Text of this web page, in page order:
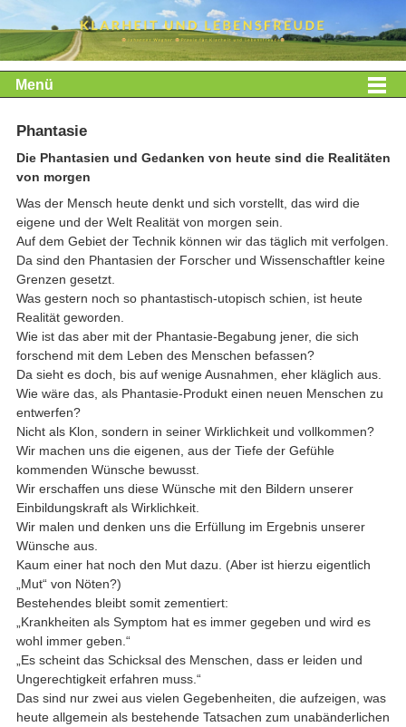
Menü
Phantasie
Die Phantasien und Gedanken von heute sind die Realitäten
von morgen
Was der Mensch heute denkt und sich vorstellt, das wird die
eigene und der Welt Realität von morgen sein.
Auf dem Gebiet der Technik können wir das täglich mit verfolgen.
Da sind den Phantasien der Forscher und Wissenschaftler keine
Grenzen gesetzt.
Was gestern noch so phantastisch-utopisch schien, ist heute
Realität geworden.
Wie ist das aber mit der Phantasie-Begabung jener, die sich
forschend mit dem Leben des Menschen befassen?
Da sieht es doch, bis auf wenige Ausnahmen, eher kläglich aus.
Wie wäre das, als Phantasie-Produkt einen neuen Menschen zu
entwerfen?
Nicht als Klon, sondern in seiner Wirklichkeit und vollkommen?
Wir machen uns die eigenen, aus der Tiefe der Gefühle
kommenden Wünsche bewusst.
Wir erschaffen uns diese Wünsche mit den Bildern unserer
Einbildungskraft als Wirklichkeit.
Wir malen und denken uns die Erfüllung im Ergebnis unserer
Wünsche aus.
Kaum einer hat noch den Mut dazu. (Aber ist hierzu eigentlich
„Mut“ von Nöten?)
Bestehendes bleibt somit zementiert:
„Krankheiten als Symptom hat es immer gegeben und wird es
wohl immer geben.“
„Es scheint das Schicksal des Menschen, dass er leiden und
Ungerechtigkeit erfahren muss.“
Das sind nur zwei aus vielen Gegebenheiten, die aufzeigen, was
heute allgemein als bestehende Tatsachen zum unabänderlichen